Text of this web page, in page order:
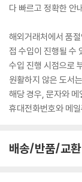
다 빠르고 정확한 안
해외거래처에서 품
접 수입이 진행될 수
수입 진행 시점으로
원활하지 않은 도서
해당 경우, 문자와
휴대전화번호와 메
배송/반품/교